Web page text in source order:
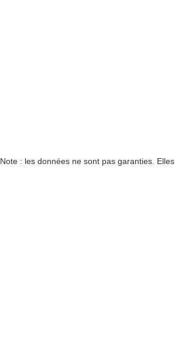
Note : les données ne sont pas garanties.